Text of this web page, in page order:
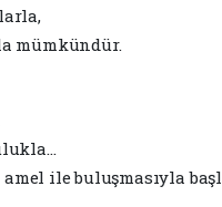
mümkündür.
ile buluşmasıyla